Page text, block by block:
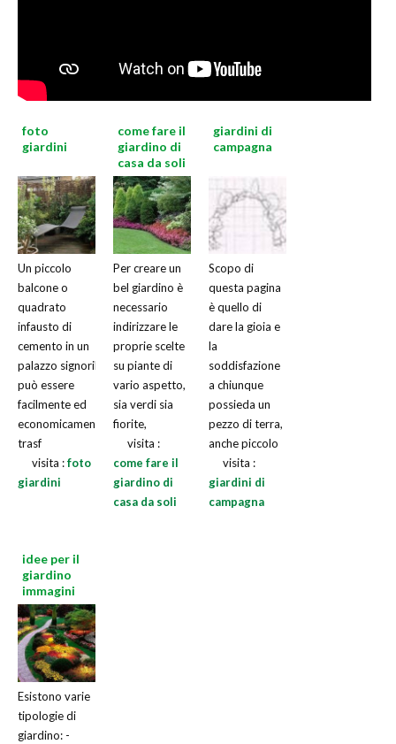
foto
giardini
Un piccolo
balcone o
quadrato
infausto di
cemento in un
palazzo signorile,
può essere
facilmente ed
economicamente
trasf
visita :foto
giardini
come fare il
giardino di
casa da soli
Per creare un
bel giardino è
necessario
indirizzare le
proprie scelte
su piante di
vario aspetto,
sia verdi sia
fiorite,
visita :
come fare il
giardino di
casa da soli
giardini di
campagna
Scopo di
questa pagina
è quello di
dare la gioia e
la
soddisfazione
a chiunque
possieda un
pezzo di terra,
anche piccolo
visita :
giardini di
campagna
idee per il
giardino
immagini
Esistono varie
tipologie di
giardino: -